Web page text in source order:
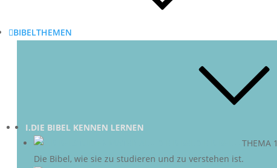
BIBELTHEMEN
I.DIE BIBEL KENNEN LERNEN
THEMA 1
Die Bibel, wie sie zu studieren und zu verstehen ist.